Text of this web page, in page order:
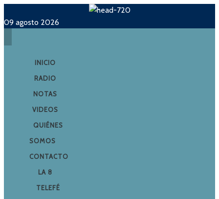
09 agosto 2026
INICIO
RADIO
NOTAS
VIDEOS
QUIÉNES
SOMOS
CONTACTO
LA 8
TELEFÉ